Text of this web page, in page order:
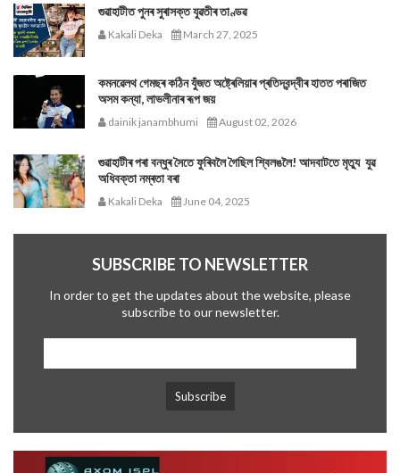
গুৱাহাটীত পুনৰ সুৰাসক্ত যুৱতীৰ তাণ্ডৱ
Kakali Deka March 27, 2025
কমনৱেলথ গেমছৰ কঠিন যুঁজত অষ্ট্ৰেলিয়াৰ প্ৰতিদ্বন্দ্বীৰ হাতত পৰাজিত
অসম কন্যা, লাভলীনাৰ ৰূপ জয়
dainik janambhumi August 02, 2026
গুৱাহাটীৰ পৰা বন্ধুৰ সৈতে ফুৰিবলৈ গৈছিল শ্বিলঙলৈ! আদবাটতে মৃত্যু যুৱ
অধিবক্তা নম্ৰতা বৰা
Kakali Deka June 04, 2025
SUBSCRIBE TO NEWSLETTER
In order to get the updates about the website, please
subscribe to our newsletter.